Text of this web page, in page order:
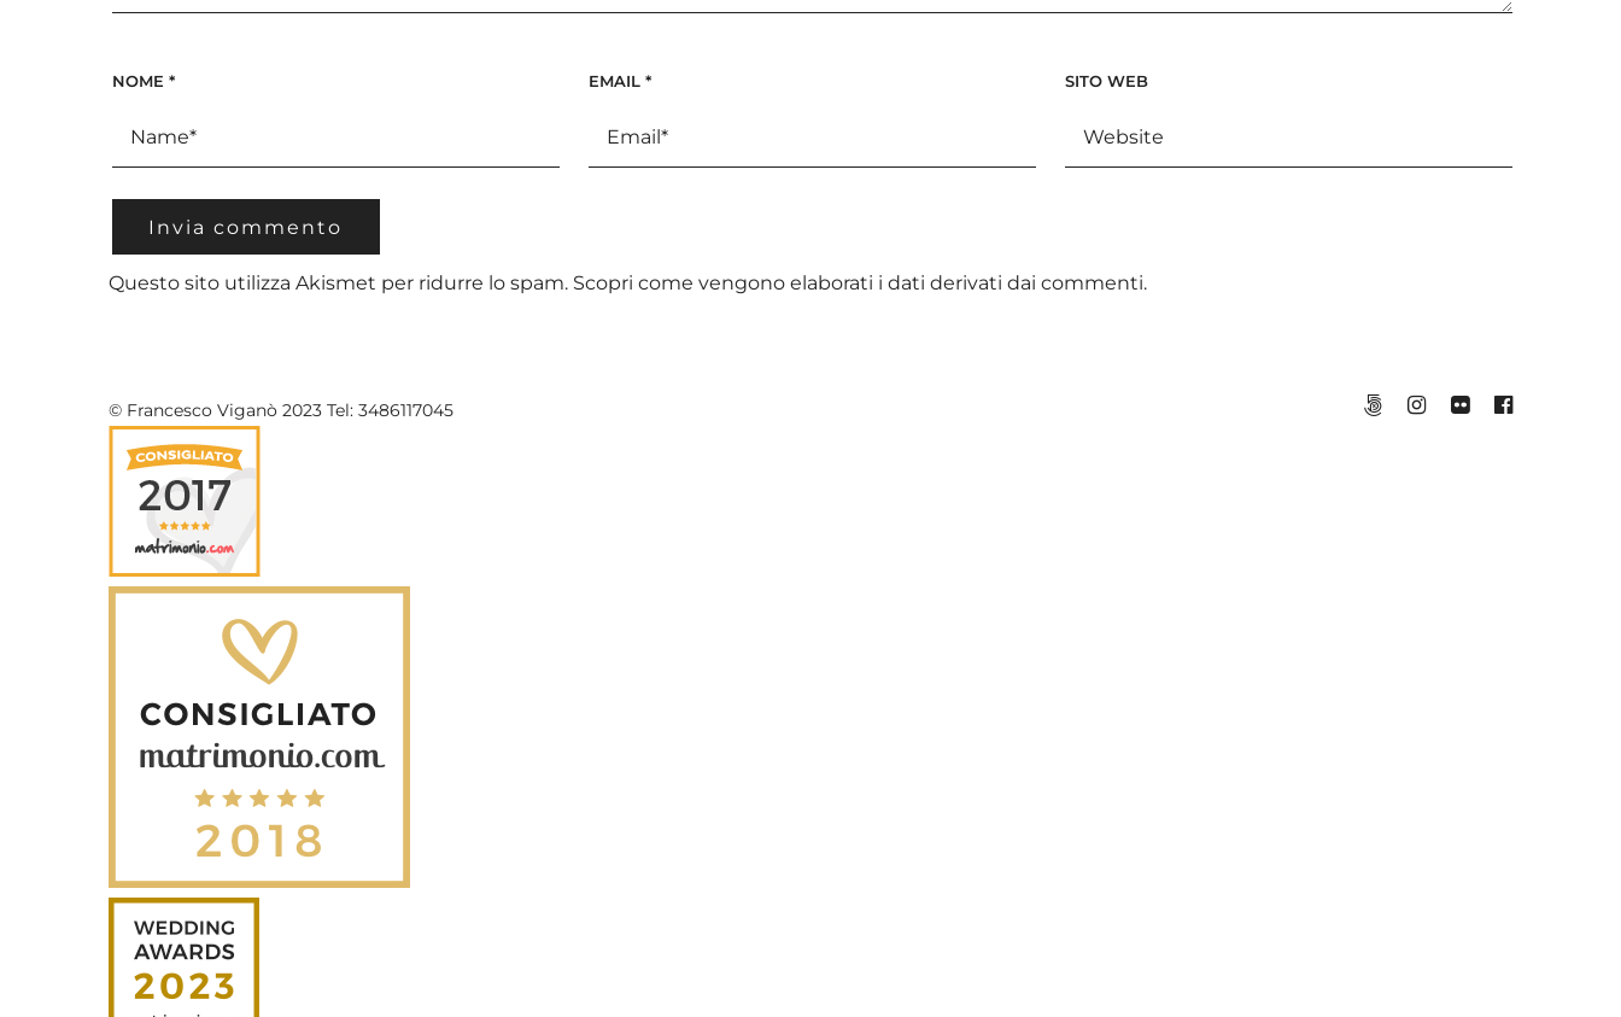
NOME * EMAIL * SITO WEB
Questo sito utilizza Akismet per ridurre lo spam. Scopri come vengono elaborati i dati derivati dai commenti.
© Francesco Viganò 2023 Tel: 3486117045